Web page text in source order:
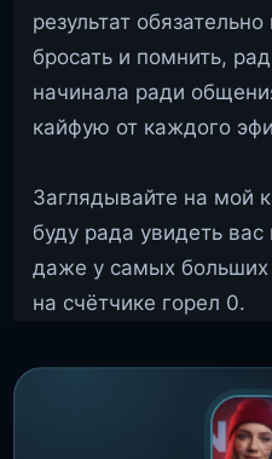
результат
бросать и помнить,
начинала ради
кайфую от каждого
Заглядывайте на мой
буду рада увидеть
даже у самых больших
на счётчике горел 0.